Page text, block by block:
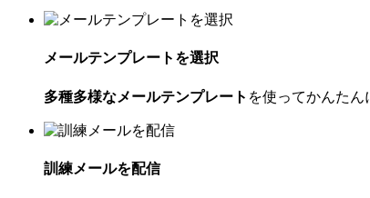
メールテンプレートを選択
多種多様なメールテンプレート を使ってかんたん
訓練メールを配信